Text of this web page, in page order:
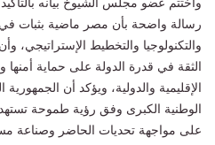
واختتم عضو مجلس الشيوخ بيانه
رسالة واضحة بأن مصر ماضية بثبات في
والتكنولوجيا والتخطيط الإستراتيجي،
الثقة في قدرة الدولة على حماية أمنها
الإقليمية والدولية، ويؤكد أن
الوطنية الكبرى وفق رؤية طموحة
على مواجهة تحديات الحاضر وصناعة